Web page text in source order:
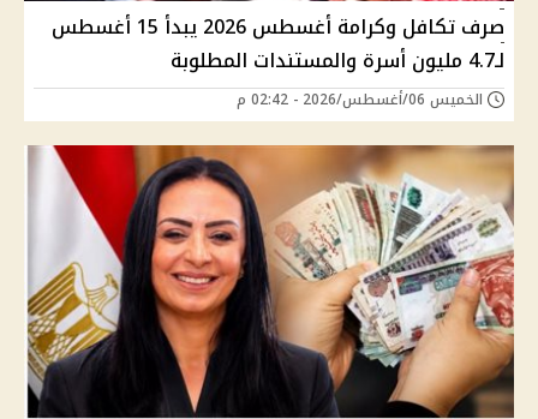
صرف تكافل وكرامة أغسطس 2026 يبدأ 15 أغسطس
لـ4.7 مليون أسرة والمستندات المطلوبة
الخميس 06/أغسطس/2026 - 02:42 م